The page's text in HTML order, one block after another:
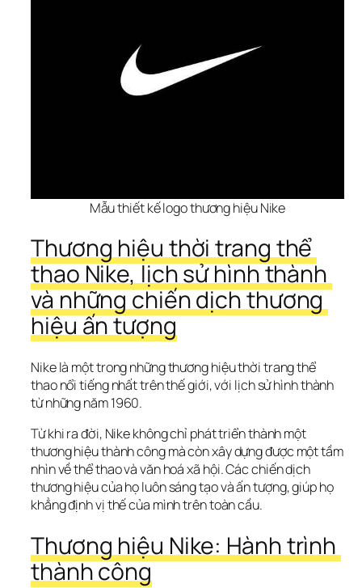
Mẫu thiết kế logo thương hiệu Nike
Thương hiệu thời trang thể
thao Nike, lịch sử hình thành
và những chiến dịch thương
hiệu ấn tượng
Nike là một trong những thương hiệu thời trang thể
thao nổi tiếng nhất trên thế giới, với lịch sử hình thành
từ những năm 1960.
Từ khi ra đời, Nike không chỉ phát triển thành một
thương hiệu thành công mà còn xây dựng được một tầm
nhìn về thể thao và văn hoá xã hội. Các chiến dịch
thương hiệu của họ luôn sáng tạo và ấn tượng, giúp họ
khẳng định vị thế của mình trên toàn cầu.
Thương hiệu Nike: Hành trình
thành công